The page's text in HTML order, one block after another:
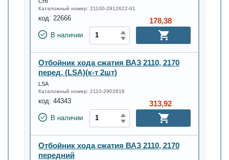
Каталожный номер: 21100-2912622-01
код: 22666
В наличии
178,38
Отбойник хода сжатия ВАЗ 2110, 2170
перед. (LSA)(к-т 2шт)
LSA
Каталожный номер: 2110-2902816
код: 44343
В наличии
313,92
Отбойник хода сжатия ВАЗ 2110, 2170
передний